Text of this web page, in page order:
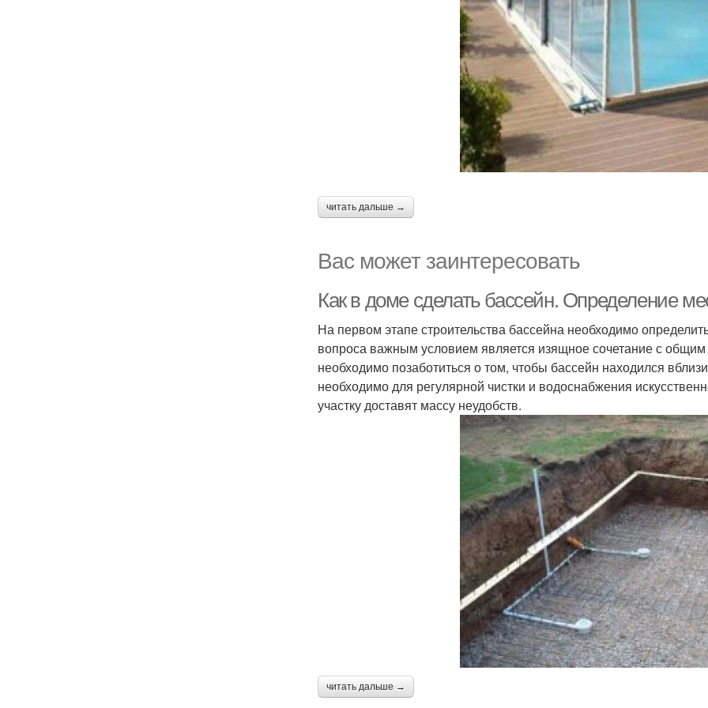
читать дальше →
Вас может заинтересовать
Как в доме сделать бассейн. Определение
На первом этапе строительства бассейна необходимо
вопроса важным условием является изящное сочетание с
необходимо позаботиться о том, чтобы бассейн находился
необходимо для регулярной чистки и водоснабжения
участку доставят массу неудобств.
читать дальше →